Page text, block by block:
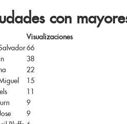
con
Visualizaciones
66
38
22
15
11
9
9